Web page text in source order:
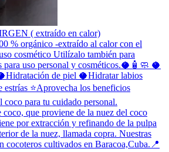
( extraído en calor)
% orgánico -extraído al calor con el
cosmético Utilízalo también para
para uso personal y cosméticos.🥥🧴🧼 🥥
de piel 🥥Hidratar labios
estrías ⭐️Aprovecha los beneficios
coco para tu cuidado personal.
coco, que proviene de la nuez del coco
por extracción y refinando de la pulpa
de la nuez, llamada copra. Nuestras
cocoteros cultivados en Baracoa,Cuba.📍